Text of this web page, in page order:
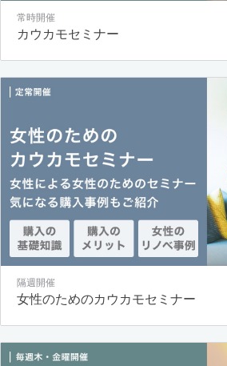
常時開催
カウカモセミナー
隔週開催
女性のためのカウカモセミナー